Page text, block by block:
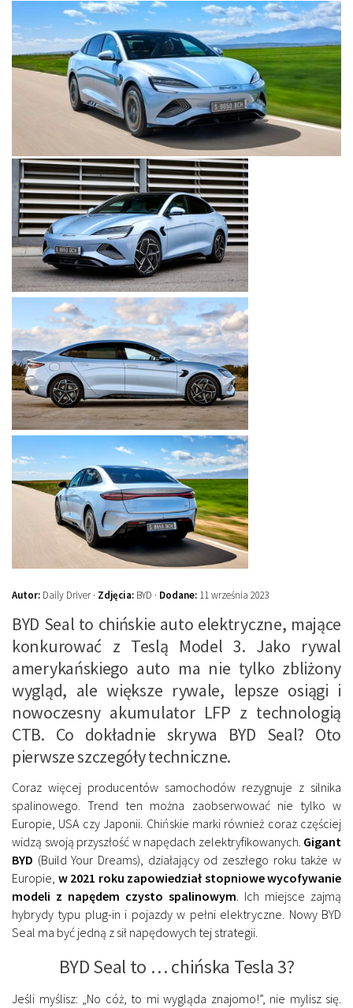
Kalkulatory
Przelicznik mocy
Auto z niemiec
Autor: Daily Driver · Zdjęcia: BYD · Dodane: 11 września 2023
BYD Seal to chińskie auto elektryczne, mające
konkurować z Teslą Model 3. Jako rywal
amerykańskiego auto ma nie tylko zbliżony
wygląd, ale większe rywale, lepsze osiągi i
nowoczesny akumulator LFP z technologią
CTB. Co dokładnie skrywa BYD Seal? Oto
pierwsze szczegóły techniczne.
Coraz więcej producentów samochodów rezygnuje z silnika
spalinowego. Trend ten można zaobserwować nie tylko w
Europie, USA czy Japonii. Chińskie marki również coraz częściej
widzą swoją przyszłość w napędach zelektryfikowanych. Gigant
BYD (Build Your Dreams), działający od zeszłego roku także w
Europie, w 2021 roku zapowiedział stopniowe wycofywanie
modeli z napędem czysto spalinowym. Ich miejsce zajmą
hybrydy typu plug-in i pojazdy w pełni elektryczne. Nowy BYD
Seal ma być jedną z sił napędowych tej strategii.
BYD Seal to … chińska Tesla 3?
Jeśli myślisz: „No cóż, to mi wygląda znajomo!”, nie mylisz się.